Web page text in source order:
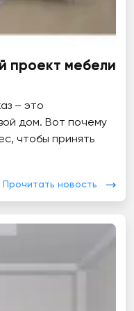
проект мебели
– это
дом. Вот почему
чтобы принять
Прочитать новость